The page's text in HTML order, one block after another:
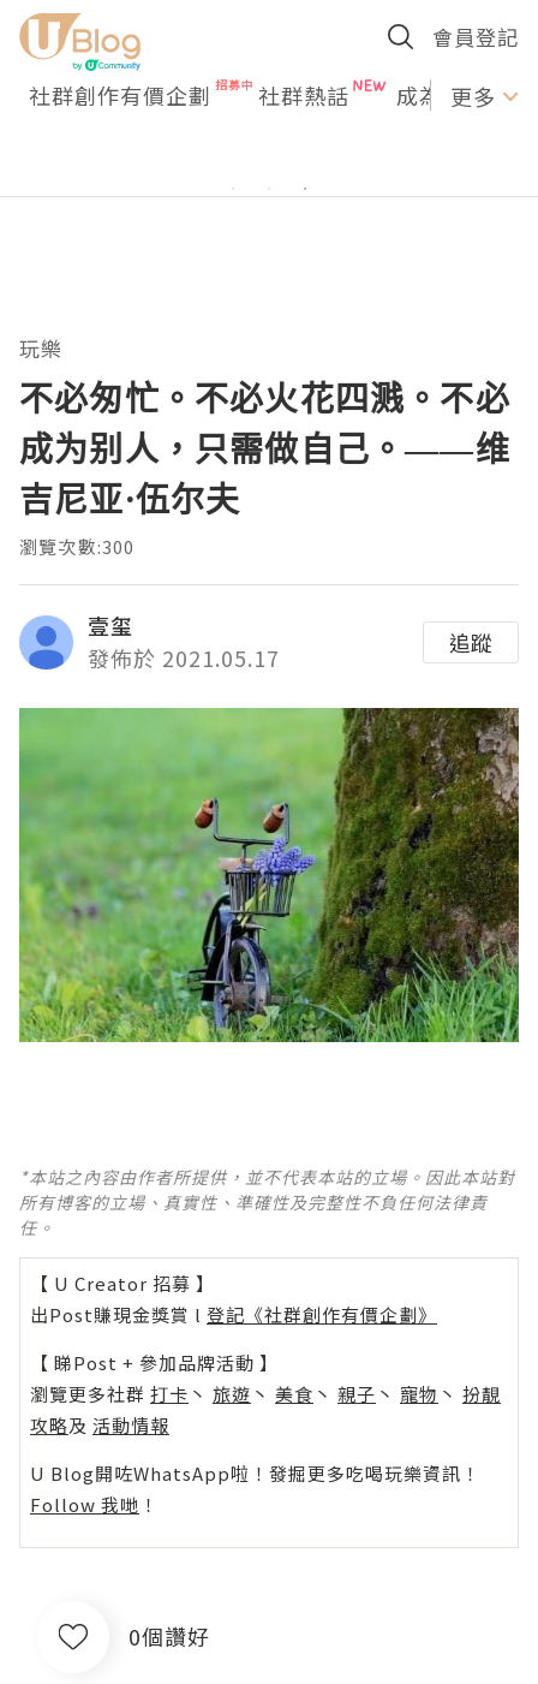
會員登記
社群創作有價企劃 社群熱話 成為U更多
玩樂
不必匆忙。不必火花四溅。不必
成为别人，只需做自己。——维
吉尼亚·伍尔夫
瀏覽次數:300
壹玺
發佈於 2021.05.17
追蹤
*本站之內容由作者所提供，並不代表本站的立場。因此本站對
所有博客的立場、真實性、準確性及完整性不負任何法律責
任。
【 U Creator 招募 】
出Post賺現金獎賞 l 登記《社群創作有價企劃》
【 睇Post + 參加品牌活動 】
瀏覽更多社群 打卡 丶 旅遊 丶 美食 丶 親子 丶 寵物 丶 扮靚
攻略及 活動情報
U Blog開咗WhatsApp啦！發掘更多吃喝玩樂資訊！
Follow 我哋 ！
0個讚好